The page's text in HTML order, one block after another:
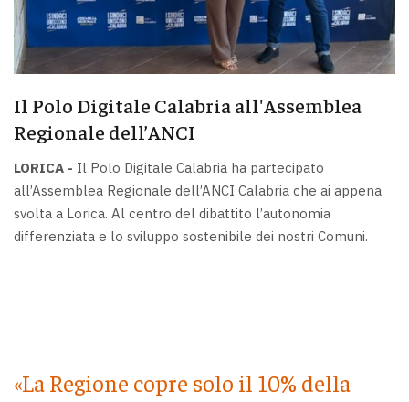
Il Polo Digitale Calabria all'Assemblea
Regionale dell’ANCI
LORICA - Il Polo Digitale Calabria ha partecipato
all’Assemblea Regionale dell’ANCI Calabria che ai appena
svolta a Lorica. Al centro del dibattito l’autonomia
differenziata e lo sviluppo sostenibile dei nostri Comuni.
«La Regione copre solo il 10% della